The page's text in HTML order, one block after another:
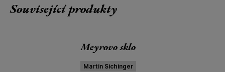
Související produkty
Meyrovo sklo
Martin Sichinger